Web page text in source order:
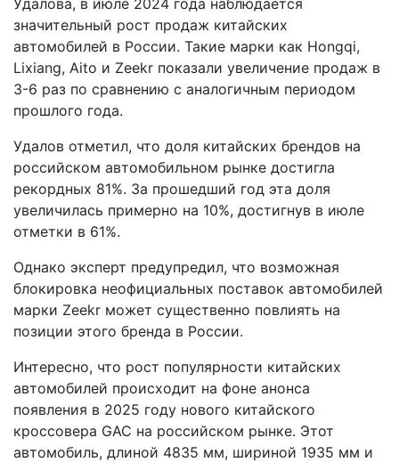
значительный рост продаж китайских
автомобилей в России. Такие марки как Hongqi,
Lixiang, Aito и Zeekr показали увеличение продаж в
3-6 раз по сравнению с аналогичным периодом
прошлого года.
Удалов отметил, что доля китайских брендов на
российском автомобильном рынке достигла
рекордных 81%. За прошедший год эта доля
увеличилась примерно на 10%, достигнув в июле
отметки в 61%.
Однако эксперт предупредил, что возможная
блокировка неофициальных поставок автомобилей
марки Zeekr может существенно повлиять на
позиции этого бренда в России.
Интересно, что рост популярности китайских
автомобилей происходит на фоне анонса
появления в 2025 году нового китайского
кроссовера GAC на российском рынке. Этот
автомобиль, длиной 4835 мм, шириной 1935 мм и